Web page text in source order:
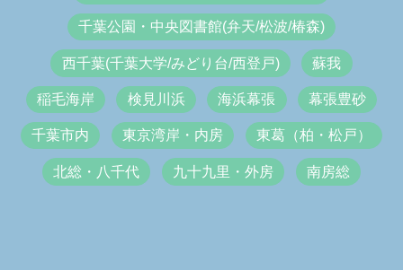
千葉公園・中央図書館(弁天/松波/椿森)
西千葉(千葉大学/みどり台/西登戸) 蘇我
稲毛海岸 検見川浜 海浜幕張 幕張豊砂
千葉市内 東京湾岸・内房 東葛（柏・松戸）
北総・八千代 九十九里・外房 南房総